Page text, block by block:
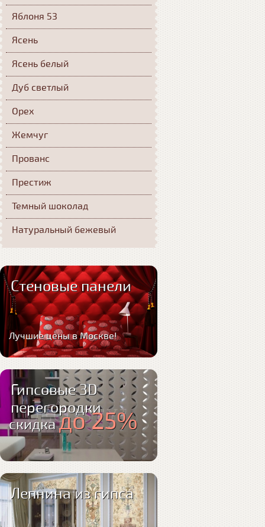
Яблоня 53
Ясень
Ясень белый
Дуб светлый
Орех
Жемчуг
Прованс
Престиж
Темный шоколад
Натуральный бежевый
Стеновые панели
Лучшие цены в Москве!
Гипсовые 3D
перегородки
скидкадо 25%
Лепнина из гипса